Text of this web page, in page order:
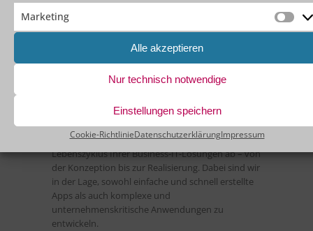
Marketing
Alle akzeptieren
Nur technisch notwendige
Einstellungen speichern
Cookie-RichtlinieDatenschutzerklärungImpressum
Die agentbase AG isterste OutSystems Partner in
Central Europe, der ein Projekt mit ODC
umsetzt.Als Full-Service-Provider unterstützt
unser Team Sie dabei, maßgeschneiderte
Softwarelösungen mit der leistungsstarken
Unser IT-Services-Angebot deckt den gesamten
Lebenszyklus Ihrer Business-IT-Lösungen ab – von
der Konzeption bis zur Realisierung. Dabei sind wir
in der Lage, sowohl einfache und schnell erstellte
Apps als auch komplexe und
unternehmenskritische Anwendungen zu
entwickeln.